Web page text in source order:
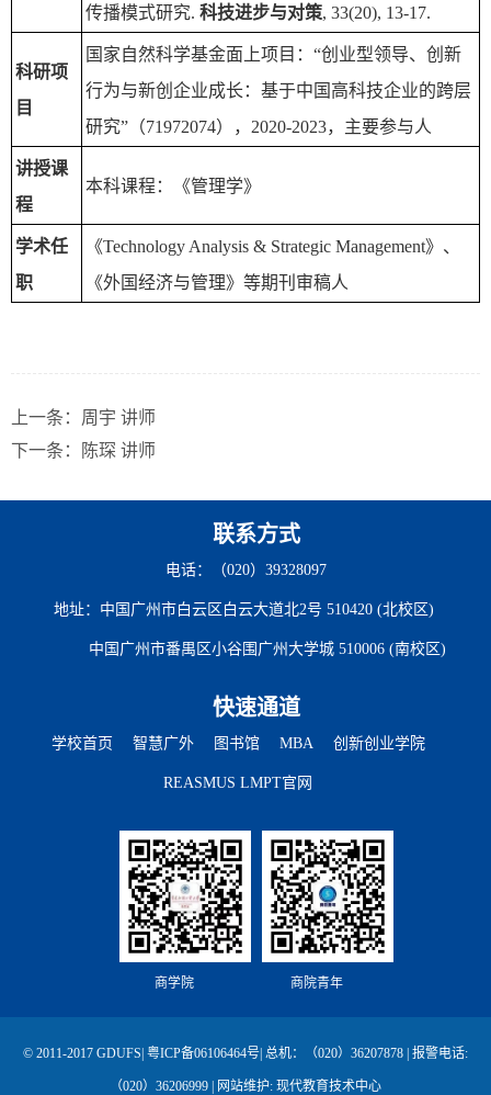
传播模式研究. 科技进步与对策, 33(20), 13-17.
科研项
目
国家自然科学基金面上项目：“创业型领导、创新
行为与新创企业成长：基于中国高科技企业的跨层
研究”（71972074），2020-2023，主要参与人
讲授课
程
本科课程：《管理学》
学术任
职
《Technology Analysis & Strategic Management》、
《外国经济与管理》等期刊审稿人
上一条： 周宇 讲师‍​
下一条：
陈琛 讲师
联系方式
电话：（020）39328097
地址：中国广州市白云区白云大道北2号 510420 (北校区)
中国广州市番禺区小谷围广州大学城 510006 (南校区)
快速通道
学校首页 智慧广外 图书馆 MBA 创新创业学院
REASMUS LMPT官网
商学院 商院青年
© 2011-2017 GDUFS| 粤ICP备06106464号 | 总机：（020）36207878 | 报警电话:
（020）36206999 | 网站维护: 现代教育技术中心